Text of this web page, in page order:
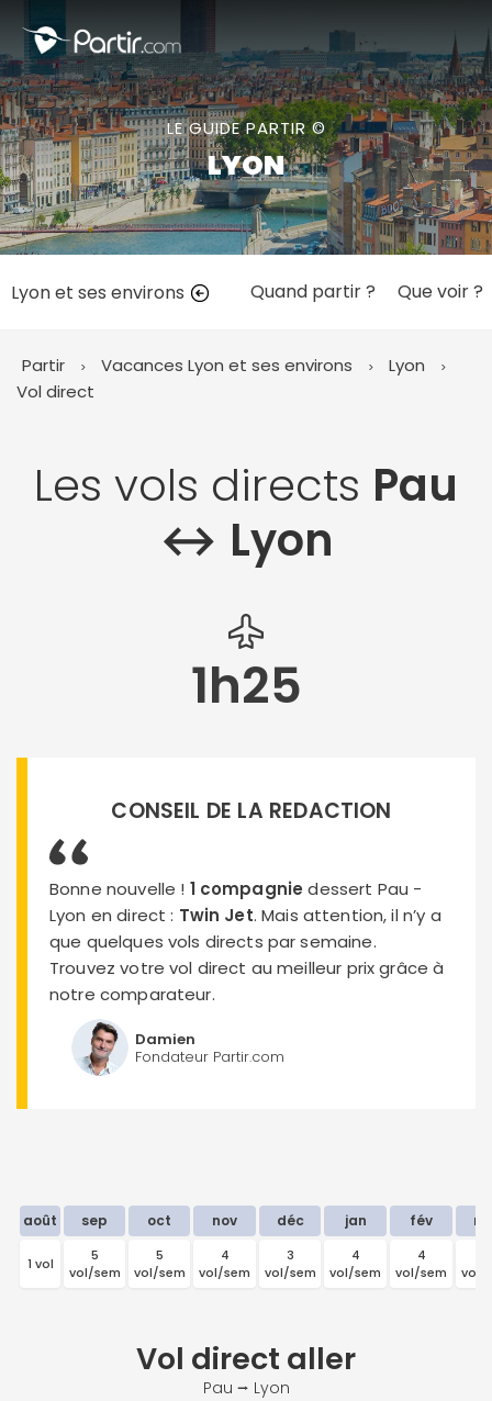
LE GUIDE PARTIR ©
LYON
Lyon et ses environs Quand partir ? Que voir ?
Partir Vacances Lyon et ses environs
Lyon
Vol direct
Les vols directs Pau
↔︎ Lyon
1h25
CONSEIL DE LA REDACTION
Bonne nouvelle ! 1 compagnie dessert Pau -
Lyon en direct : Twin Jet. Mais attention, il n’y a
que quelques vols directs par semaine.
Trouvez votre vol direct au meilleur prix grâce à
notre comparateur.
Damien
Fondateur Partir.com
août sep oct nov déc jan fév
1 vol
5
vol/sem
5
vol/sem
4
vol/sem
3
vol/sem
4
vol/sem
4
vol/sem
vol/
Vol direct aller
Pau ⭢ Lyon
📍 Destinations populaires
☀️ Où partir par mois
Juillet
Août Septembre
Octobre